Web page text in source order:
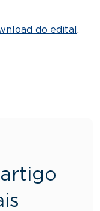
do edital .